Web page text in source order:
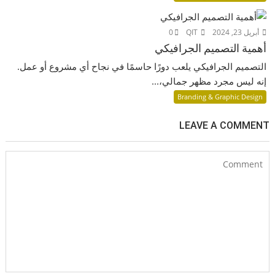
أبريل 23, 2024 QIT
0
أهمية التصميم الجرافيكي
التصميم الجرافيكي يلعب دورًا حاسمًا في نجاح أي مشروع أو عمل.
إنه ليس مجرد مظهر جمالي،...
Branding & Graphic Design
LEAVE A COMMENT